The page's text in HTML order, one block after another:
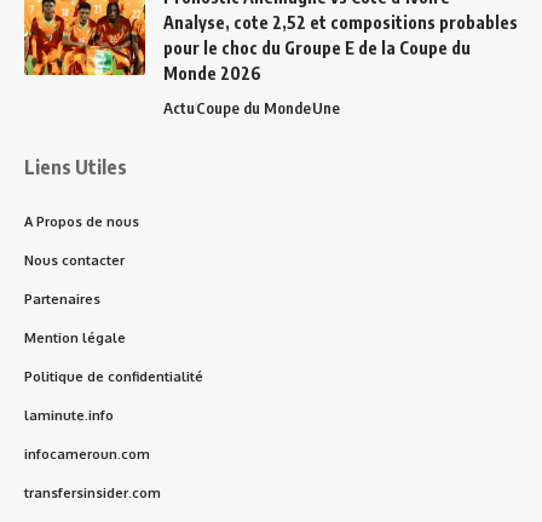
Analyse, cote 2,52 et compositions probables
pour le choc du Groupe E de la Coupe du
Monde 2026
ActuCoupe du MondeUne
Liens Utiles
A Propos de nous
Nous contacter
Partenaires
Mention légale
Politique de confidentialité
laminute.info
infocameroun.com
transfersinsider.com